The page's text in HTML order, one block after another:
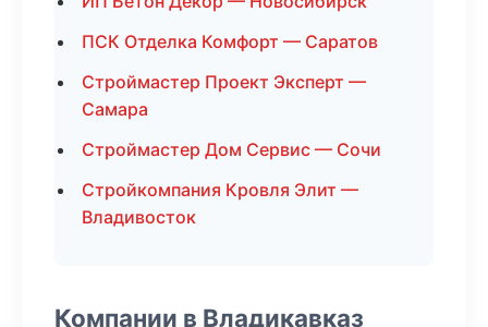
ПСК Отделка Комфорт — Саратов
Строймастер Проект Эксперт —
Самара
Строймастер Дом Сервис — Сочи
Стройкомпания Кровля Элит —
Владивосток
Компании в Владикавказ